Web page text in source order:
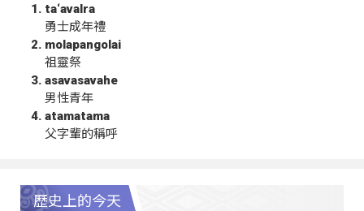
ta‘avalra
勇士成年禮
molapangolai
祖靈祭
asavasavahe
男性青年
atamatama
父字輩的稱呼
歷史上的今天